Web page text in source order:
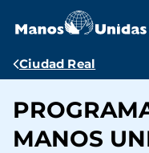
contenido
Ruta
navegación
Ciudad Real
MANOS